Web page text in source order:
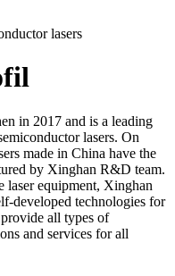
lasers
in 2017 and is a leading
lasers. On
made in China have the
by Xinghan R&D team.
laser equipment, Xinghan
developed technologies for
all types of
and services for all